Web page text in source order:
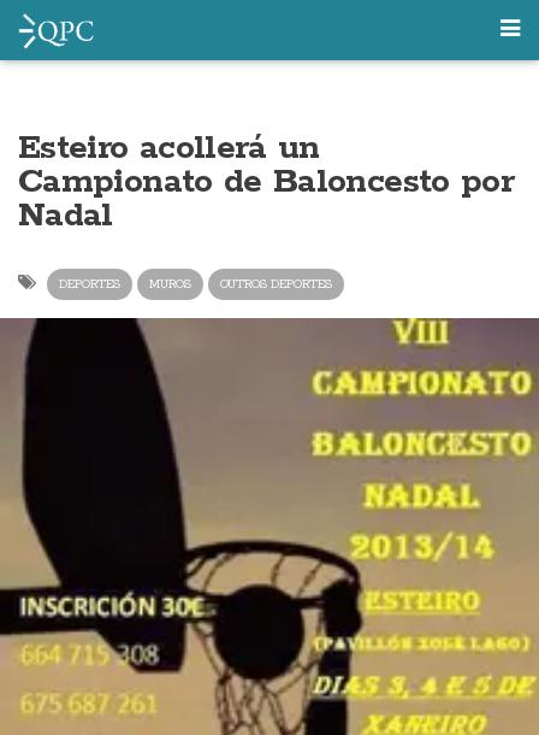
Esteiro acollerá un
Campionato de Baloncesto por
Nadal
DEPORTES MUROS OUTROS DEPORTES